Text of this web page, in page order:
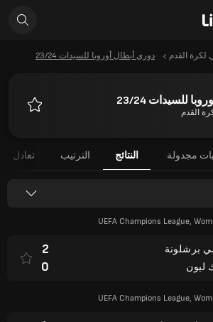
لكرة القدم دوري أبطال أوروبا للسيدات 23/24
للسيدات 23/24
القدم
مجدولة النتائج الترتيب تعادل
UEFA Champions League,
برشلونة
ليون
2
0
UEFA Champions League,